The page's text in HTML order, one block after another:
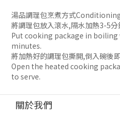
湯品調理包烹煮方式
將調理包放入滾水,隔水加熱3-5分
Put cooking package in
minutes.
將加熱好的調理包撕開,倒入碗後
Open the heated cooking
to serve.
關於我們